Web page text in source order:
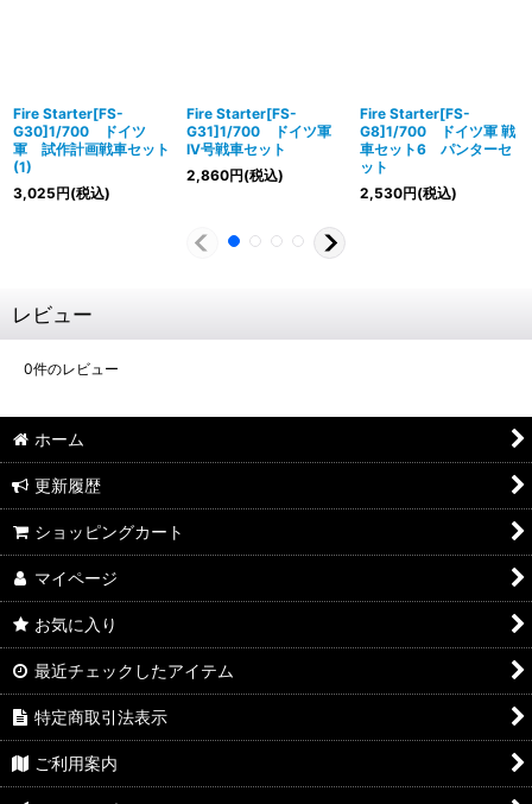
Fire Starter[FS-
G30]1/700 ドイツ
軍 試作計画戦車セット
(1)
3,025円(税込)
Fire Starter[FS-
G31]1/700 ドイツ軍
IV号戦車セット
2,860円(税込)
Fire Starter[FS-
G8]1/700 ドイツ軍 戦
車セット6 パンターセ
ット
2,530円(税込)
レビュー
0件のレビュー
ホーム
更新履歴
ショッピングカート
マイページ
お気に入り
最近チェックしたアイテム
特定商取引法表示
ご利用案内